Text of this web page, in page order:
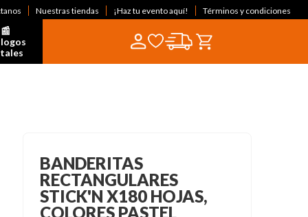
Nuestras tiendas ¡Haz tu evento aquí! Términos y condiciones
BANDERITAS
RECTANGULARES
STICK'N X180 HOJAS,
COLORES PASTEL